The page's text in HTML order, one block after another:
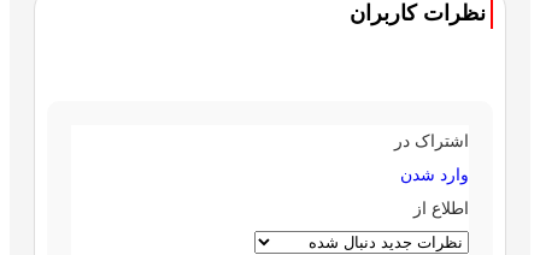
نظرات کاربران
اشتراک در
وارد شدن
اطلاع از